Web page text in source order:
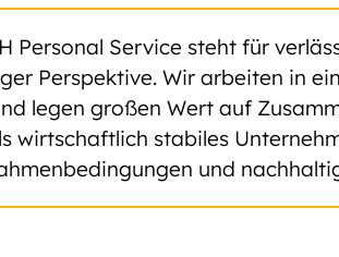
Personal Service steht für
Perspektive. Wir arbeiten in
legen großen Wert auf
wirtschaftlich stabiles
und